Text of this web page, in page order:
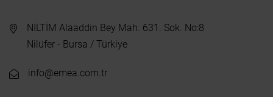
NİLTİM Alaaddin Bey Mah. 631. Sok. No:8
Nilüfer - Bursa / Türkiye
info@emea.com.tr